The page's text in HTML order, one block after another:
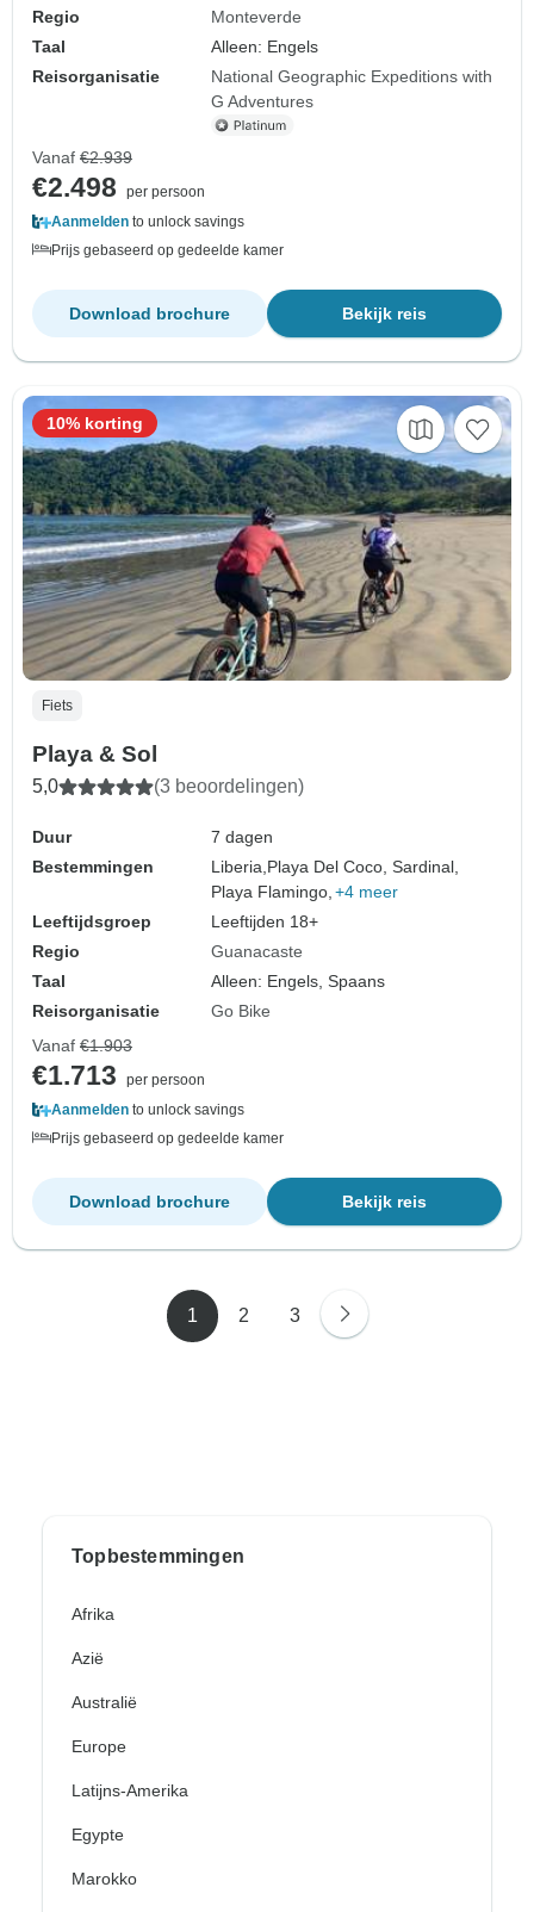
Regio
Monteverde
Taal
Alleen: Engels
Reisorganisatie
National Geographic Expeditions with
G Adventures
Vanaf €2.939
€2.498
per persoon
Aanmelden to unlock savings
Prijs gebaseerd op gedeelde kamer
Bekijk reis
Download brochure
Fiets
Playa & Sol
5,0 (3 beoordelingen)
Duur
7 dagen
Bestemmingen
Liberia,Playa Del Coco, Sardinal,
Playa Flamingo, +4 meer
Leeftijdsgroep
Leeftijden 18+
Regio
Guanacaste
Taal
Alleen: Engels, Spaans
Reisorganisatie
Go Bike
10% korting
Vanaf €1.903
€1.713
per persoon
Aanmelden to unlock savings
Prijs gebaseerd op gedeelde kamer
Bekijk reis
Download brochure
1 2 3
Topbestemmingen
Afrika
Azië
Australië
Europe
Latijns-Amerika
Egypte
Marokko